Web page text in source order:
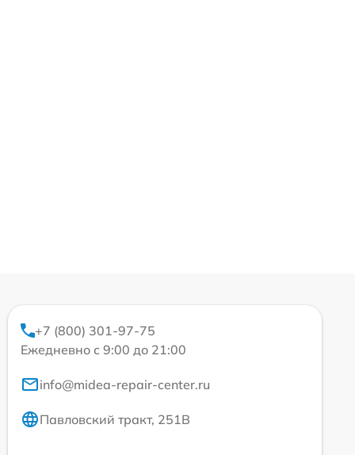
+7 (800) 301-97-75
Ежедневно с 9:00 до 21:00
info@midea-repair-center.ru
Павловский тракт, 251В